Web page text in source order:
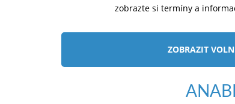
zobrazte si termíny a
ZOBRAZIT